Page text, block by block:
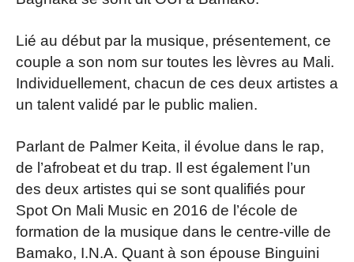
Lié au début par la musique, présentement, ce
couple a son nom sur toutes les lèvres au Mali.
Individuellement, chacun de ces deux artistes a
un talent validé par le public malien.
Parlant de Palmer Keita, il évolue dans le rap,
de l’afrobeat et du trap. Il est également l’un
des deux artistes qui se sont qualifiés pour
Spot On Mali Music en 2016 de l’école de
formation de la musique dans le centre-ville de
Bamako, I.N.A. Quant à son épouse Binguini